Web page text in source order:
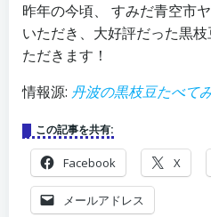
昨年の今頃、 すみだ青空市
いただき、大好評だった黒
ただきます！
情報源: 丹波の黒枝豆たべて
この記事を共有:
Facebook X
メールアドレス